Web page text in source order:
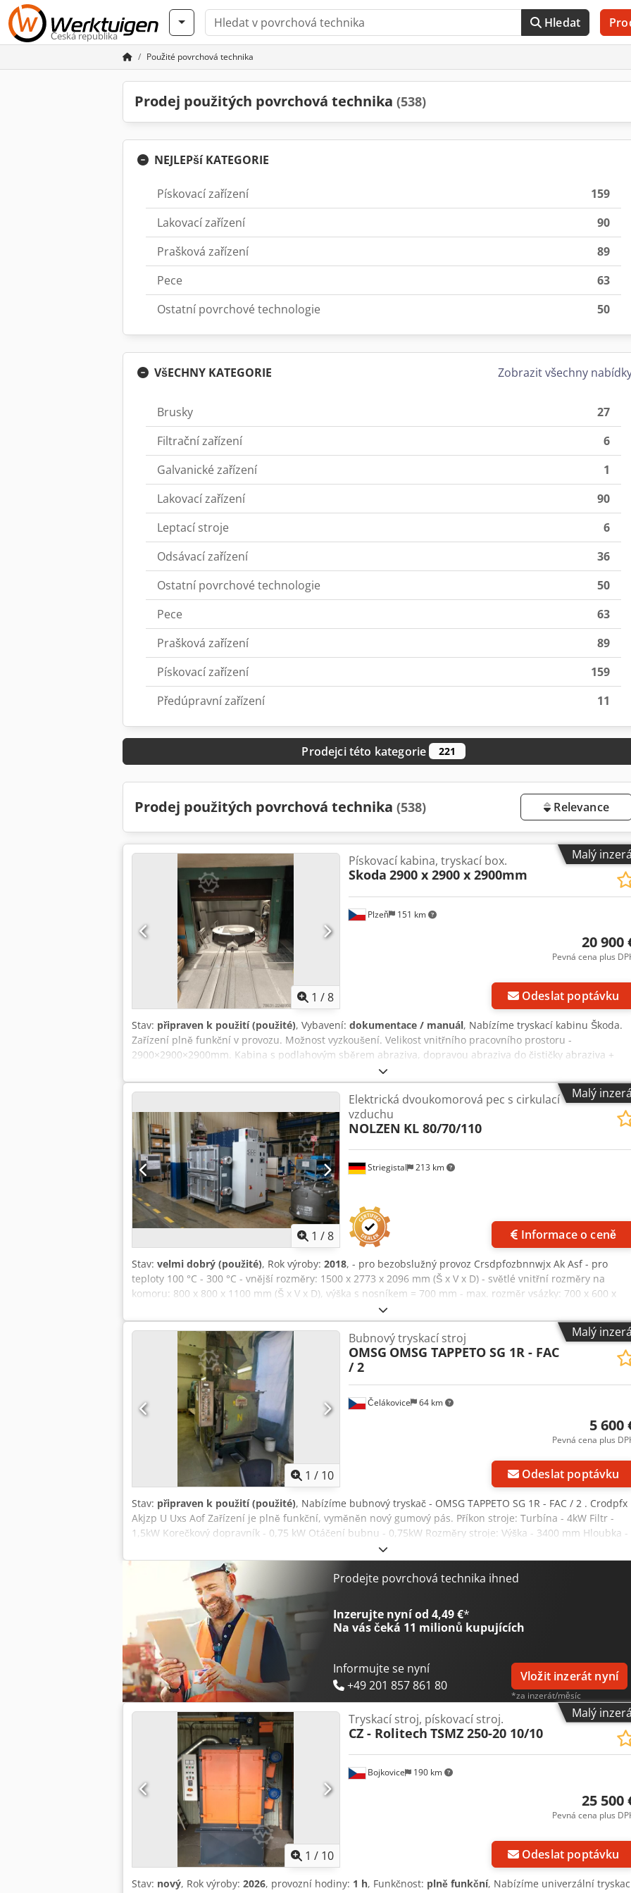
Česká republika
Hledat
Použité povrchová technika
Prodej použitých povrchová technika (538)
NEJLEPší KATEGORIE
Pískovací zařízení
159
Lakovací zařízení
90
Prašková zařízení
89
Pece
63
Ostatní povrchové technologie
50
VšECHNY KATEGORIE Zobrazit všechny
Brusky
27
Filtrační zařízení
6
Galvanické zařízení
1
Lakovací zařízení
90
Leptací stroje
6
Odsávací zařízení
36
Ostatní povrchové technologie
50
Pece
63
Prašková zařízení
89
Pískovací zařízení
159
Předúpravní zařízení
11
Prodejci této kategorie 221
Prodej použitých povrchová technika (538) Relevance
Malý
1 /8
Plzeň 151 km
Pískovací kabina, tryskací box.
Skoda 2900 x 2900 x 2900mm
20 900
Pevná cena plus
Odeslat poptávku
Stav: připraven k použití (použité), Vybavení: dokumentace / manuál, Nabízíme tryskací kabinu Škoda.
Zařízení plně funkční v provozu. Možnost vyzkoušení. Velikost vnitřního pracovního prostoru -
2900×2900×2900mm. Kabina s podlahovým sběrem abraziva, dopravou abraziva do čističky abraziva +
tryskací jednotka Clemco 200 l + filtrační jednotka. Cjdpfozrmqdex Ak Ajrf Kompletní zařízení.
Malý
1 /8
Striegistal 213 km
Elektrická dvoukomorová pec s cirkulací
vzduchu
NOLZEN KL 80/70/110
Informace o ceně
Stav: velmi dobrý (použité), Rok výroby: 2018, - pro bezobslužný provoz Crsdpfozbnnwjx Ak Asf - pro
teploty 100 °C - 300 °C - vnější rozměry: 1500 x 2773 x 2096 mm (Š x V x D) - světlé vnitřní rozměry na
komoru: 800 x 800 x 1100 mm (Š x V x D), výška s nosníkem = 700 mm - max. rozměr vsázky: 700 x 600 x
1000 mm (Š x V x D); max. hmotnost: 500 kg Připojovací hodnoty na komoru: cirkulace = 3,0 kW (1 ks);
elektrické topení = 30 kW (1 regulační skupina) Přesnost teploty +/- 5 K při 150 °C, 250 °C, 300 °C dle
geometrie vsázky nastavitelná teplotní přesnost až +/- 1,5 K 1 programovatelný regulátor Protherm 500
Malý
1 / 10
Čelákovice 64 km
Bubnový tryskací stroj
OMSG OMSG TAPPETO SG 1R - FAC
/ 2
5 600
Pevná cena plus
Odeslat poptávku
Stav: připraven k použití (použité), Nabízíme bubnový tryskač - OMSG TAPPETO SG 1R - FAC / 2 . Crodpfx
Akjzp U Uxs Aof Zařízení je plně funkční, vyměněn nový gumový pás. Příkon stroje: Turbína - 4kW Filtr -
1,5kW Korečkový dopravník - 0,75 kW Otáčení bubnu - 0,75kW Rozměry stroje: Výška - 3400 mm Hloubka -
1850 mm Šířka - 1500 mm Hmotnost - 1500 kg Ke stroji je kompletní dokumentace, včetně elektro
dokumentace.
Prodejte povrchová technika ihned
Inzerujte nyní od 4,49 €*
Na vás čeká 11 milionů kupujících
Informujte se nyní
+49 201 857 861 80
Vložit inzerát nyní
*za inzerát/měsíc
Malý
1 / 10
Bojkovice 190 km
Tryskací stroj, pískovací stroj.
CZ - Rolitech TSMZ 250-20 10/10
25 500
Pevná cena plus
Odeslat poptávku
Stav: nový, Rok výroby: 2026, provozní hodiny: 1 h, Funkčnost: plně funkční, Nabízíme univerzální